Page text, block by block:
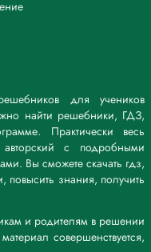
для учеников
найти решебники, ГДЗ,
Практически весь
с подробными
Вы сможете скачать гдз,
знания, получить
и родителям в решении
совершенствуется,